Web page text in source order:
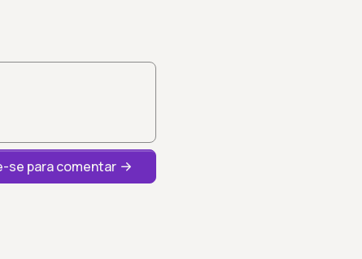
se para comentar